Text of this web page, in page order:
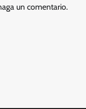
un comentario.